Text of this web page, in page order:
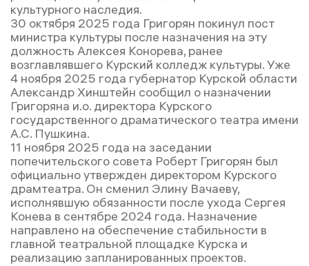
культурного наследия.
30 октября 2025 года Григорян покинул пост
министра культуры после назначения на эту
должность Алексея Конорева, ранее
возглавлявшего Курский колледж культуры. Уже
4 ноября 2025 года губернатор Курской области
Александр Хинштейн сообщил о назначении
Григоряна и.о. директора Курского
государственного драматического театра имени
А.С. Пушкина.
11 ноября 2025 года на заседании
попечительского совета Роберт Григорян был
официально утвержден директором Курского
драмтеатра. Он сменил Элину Вачаеву,
исполнявшую обязанности после ухода Сергея
Конева в сентябре 2024 года. Назначение
направлено на обеспечение стабильности в
главной театральной площадке Курска и
реализацию запланированных проектов.